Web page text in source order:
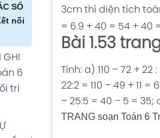
Kết
với
6
84
tri
VÀ
TỨ
6
nối
63
6
6
nối
31 32
cuộc
SỐ
nối
6
tri
3cm thì diện tích
= 6.9 + 40 = 54 + 40
Bài 1.53
Tính: a) 110 – 72 + 22 :
22:2 = 110 – 49 + 11 =
– 25:5 = 40 – 5 = 35;
TRANG soạn Toán 6